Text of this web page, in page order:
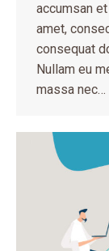
accumsan
amet,
consequat
Nullam eu
massa nec…